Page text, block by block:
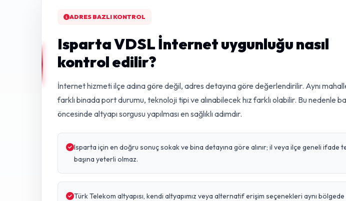
ADRES BAZLI KONTROL
Isparta VDSL İnternet uygunluğu nasıl
kontrol edilir?
İnternet hizmeti ilçe adına göre değil, adres detayına göre değerlendirilir. Aynı
farklı binada port durumu, teknoloji tipi ve alınabilecek hız farklı olabilir. Bu nedenle
öncesinde altyapı sorgusu yapılması en sağlıklı adımdır.
Isparta için en doğru sonuç sokak ve bina detayına göre alınır; il veya ilçe geneli ifade
başına yeterli olmaz.
Türk Telekom altyapısı, kendi altyapımız veya alternatif erişim seçenekleri aynı bölgede